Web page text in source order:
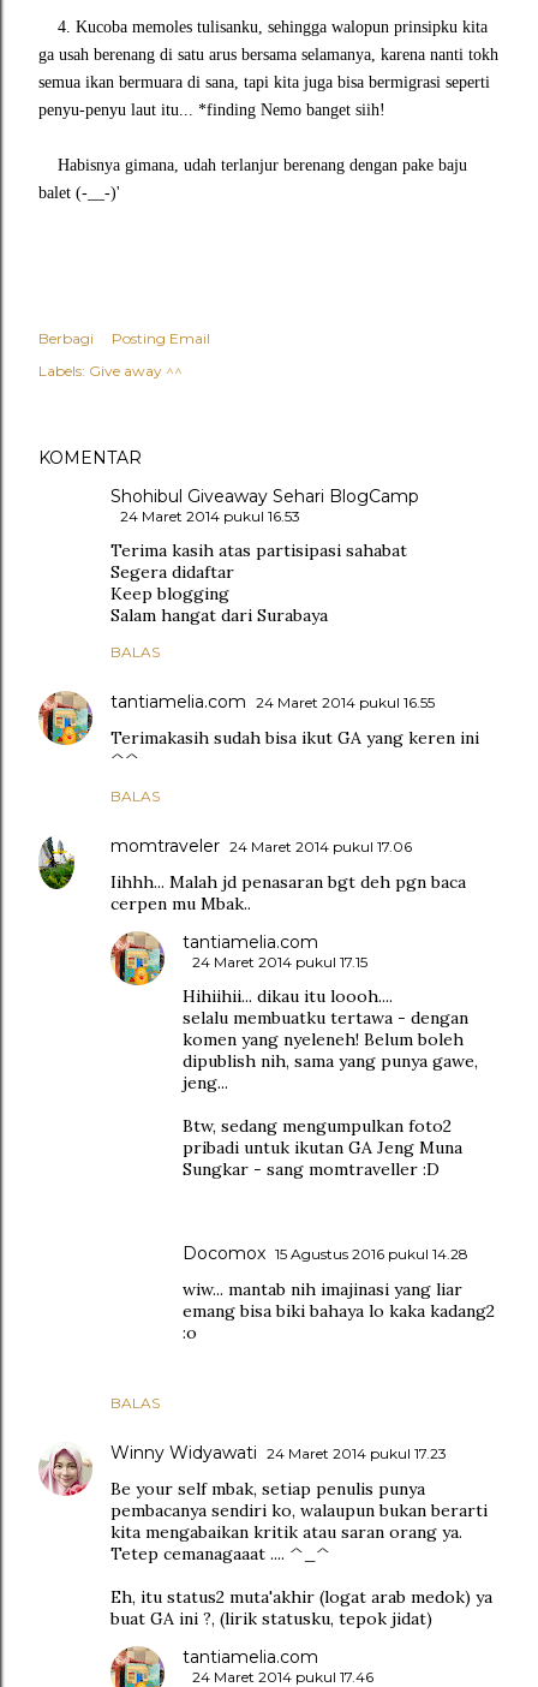
4. Kucoba memoles tulisanku, sehingga walopun prinsipku kita
ga usah berenang di satu arus bersama selamanya, karena nanti tokh
semua ikan bermuara di sana, tapi kita juga bisa bermigrasi seperti
penyu-penyu laut itu... *finding Nemo banget siih!
Habisnya gimana, udah terlanjur berenang dengan pake baju
balet (-__-)'
Berbagi
Posting Email
Labels: Give away ^^
KOMENTAR
Shohibul Giveaway Sehari BlogCamp
24 Maret 2014 pukul 16.53
Terima kasih atas partisipasi sahabat
Segera didaftar
Keep blogging
Salam hangat dari Surabaya
BALAS
tantiamelia.com 24 Maret 2014 pukul 16.55
Terimakasih sudah bisa ikut GA yang keren ini
^^
BALAS
momtraveler 24 Maret 2014 pukul 17.06
Iihhh... Malah jd penasaran bgt deh pgn baca
cerpen mu Mbak..
BALAS
tantiamelia.com
24 Maret 2014 pukul 17.15
Hihiihii... dikau itu loooh....
selalu membuatku tertawa - dengan
komen yang nyeleneh! Belum boleh
dipublish nih, sama yang punya gawe,
jeng...
Btw, sedang mengumpulkan foto2
pribadi untuk ikutan GA Jeng Muna
Sungkar - sang momtraveller :D
Docomox 15 Agustus 2016 pukul 14.28
wiw... mantab nih imajinasi yang liar
emang bisa biki bahaya lo kaka kadang2
:o
Winny Widyawati 24 Maret 2014 pukul 17.23
Be your self mbak, setiap penulis punya
pembacanya sendiri ko, walaupun bukan berarti
kita mengabaikan kritik atau saran orang ya.
Tetep cemanagaaat .... ^_^
Eh, itu status2 muta'akhir (logat arab medok) ya
buat GA ini ?, (lirik statusku, tepok jidat)
tantiamelia.com
24 Maret 2014 pukul 17.46